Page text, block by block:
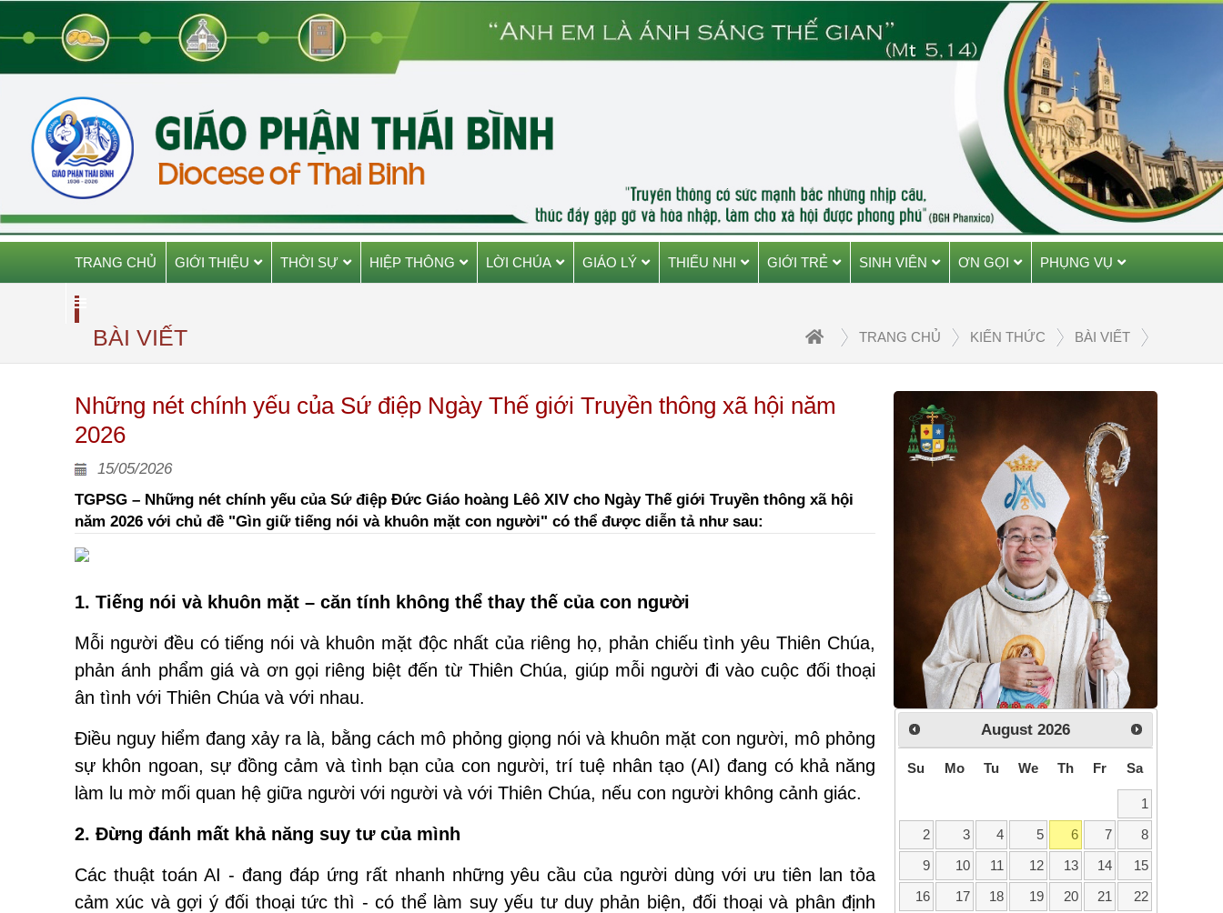
TRANG CHỦ GIỚI THIỆU THỜI SỰ HIỆP THÔNG LỜI CHÚA GIÁO LÝ THIẾU NHI GIỚI TRẺ SINH VIÊN ƠN GỌI PHỤNG VỤ
BÀI VIẾT TRANG CHỦ KIẾN THỨC BÀI VIẾT
Những nét chính yếu của Sứ điệp Ngày Thế giới Truyền thông xã hội năm
2026
15/05/2026
TGPSG – Những nét chính yếu của Sứ điệp Đức Giáo hoàng Lêô XIV cho Ngày Thế giới Truyền thông xã hội
năm 2026 với chủ đề "Gìn giữ tiếng nói và khuôn mặt con người" có thể được diễn tả như sau:
1. Tiếng nói và khuôn mặt – căn tính không thể thay thế của con người
Mỗi người đều có tiếng nói và khuôn mặt độc nhất của riêng họ, phản chiếu tình yêu Thiên Chúa,
phản ánh phẩm giá và ơn gọi riêng biệt đến từ Thiên Chúa, giúp mỗi người đi vào cuộc đối thoại
ân tình với Thiên Chúa và với nhau.
Điều nguy hiểm đang xảy ra là, bằng cách mô phỏng giọng nói và khuôn mặt con người, mô phỏng
sự khôn ngoan, sự đồng cảm và tình bạn của con người, trí tuệ nhân tạo (AI) đang có khả năng
làm lu mờ mối quan hệ giữa người với người và với Thiên Chúa, nếu con người không cảnh giác.
2. Đừng đánh mất khả năng suy tư của mình
Các thuật toán AI - đang đáp ứng rất nhanh những yêu cầu của người dùng với ưu tiên lan tỏa
cảm xúc và gợi ý đối thoại tức thì - có thể làm suy yếu tư duy phản biện, đối thoại và phân định
August 2026
Su Mo Tu We Th Fr Sa
1
2
3 4 5 6 7
8
9
10 11 12 13 14
15
16
17 18 19 20 21
22